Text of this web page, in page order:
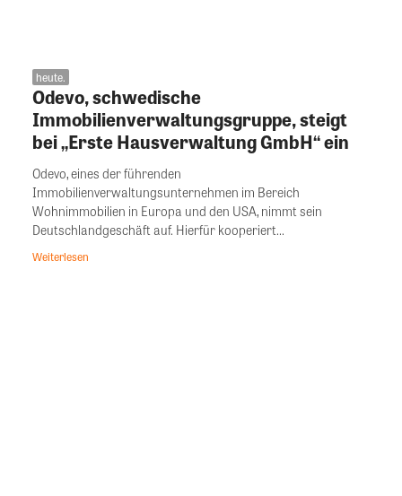
heute.
Odevo, schwedische
Immobilienverwaltungsgruppe, steigt
bei „Erste Hausverwaltung GmbH“ ein
Odevo, eines der führenden
Immobilienverwaltungsunternehmen im Bereich
Wohnimmobilien in Europa und den USA, nimmt sein
Deutschlandgeschäft auf. Hierfür kooperiert...
Weiterlesen